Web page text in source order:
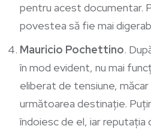
pentru acest documentar.
povestea să fie mai
Mauricio Pochettino.
în mod evident, nu mai
eliberat de tensiune, măcar
următoarea destinație.
îndoiesc de el, iar